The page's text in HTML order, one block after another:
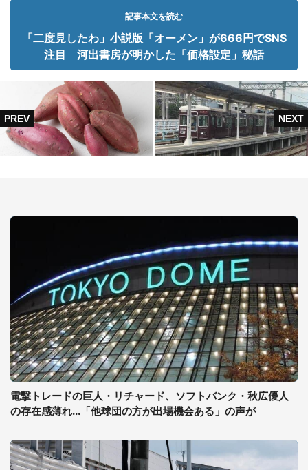
記事本文を読む
「二度見したわ」小説版「オーメン」が666円でSNS
注目 河出書房が明かした「価格設定」秘話
電撃トレードの巨人・リチャード、ソフトバンク・秋広優人
の存在感薄れ...「他球団の方が出場機会ある」の声が